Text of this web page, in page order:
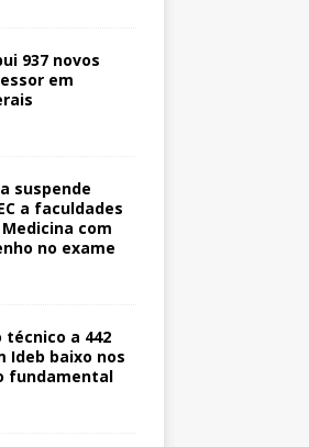
937 novos
em
suspende
a faculdades
com
no exame
técnico a 442
Ideb baixo nos
fundamental